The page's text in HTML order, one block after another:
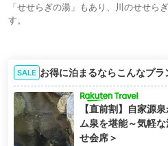
「せせらぎの湯」もあり、川のせせら
す。
SALE お得に泊まるならこんなプラ
【直前割】自家源
ム泉を堪能～気軽
せ会席＞